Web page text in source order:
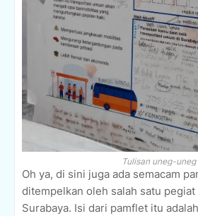
Tulisan uneg-uneg
Oh ya, di sini juga ada semacam
ditempelkan oleh salah satu pegiat
Surabaya. Isi dari pamflet itu